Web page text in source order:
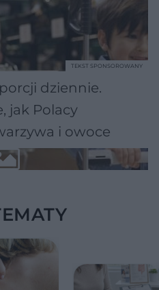
dziennie.
jak Polacy
i owoce
TEKST SPONSOROWANY